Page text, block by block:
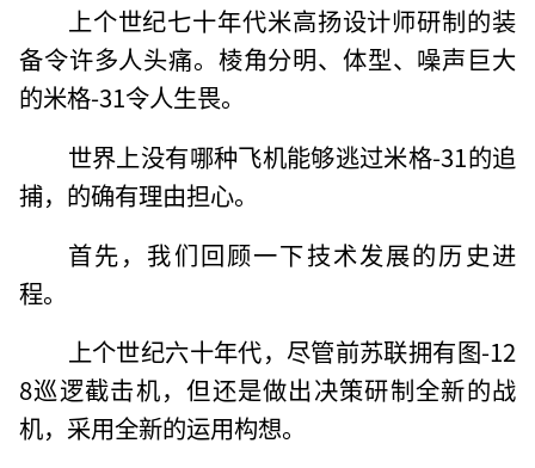
上个世纪七十年代米高扬设计师研制的装
备令许多人头痛。棱角分明、体型、噪声巨大
的米格-31令人生畏。
世界上没有哪种飞机能够逃过米格-31的追
捕，的确有理由担心。
首先，我们回顾一下技术发展的历史进
程。
上个世纪六十年代，尽管前苏联拥有图-12
8巡逻截击机，但还是做出决策研制全新的战
机，采用全新的运用构想。